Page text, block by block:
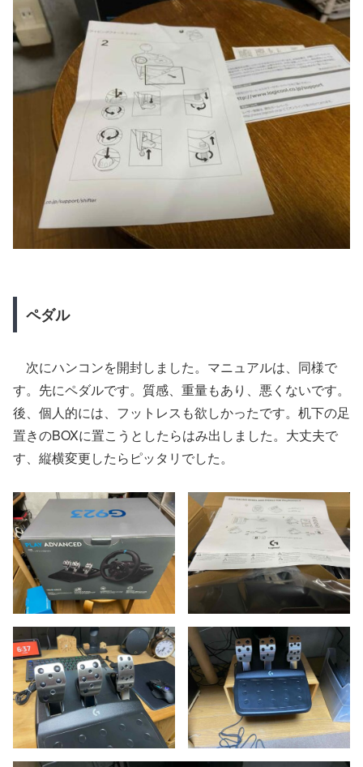
ペダル
次にハンコンを開封しました。マニュアルは、同様で
す。先にペダルです。質感、重量もあり、悪くないです。
後、個人的には、フットレスも欲しかったです。机下の足
置きのBOXに置こうとしたらはみ出しました。大丈夫で
す、縦横変更したらピッタリでした。